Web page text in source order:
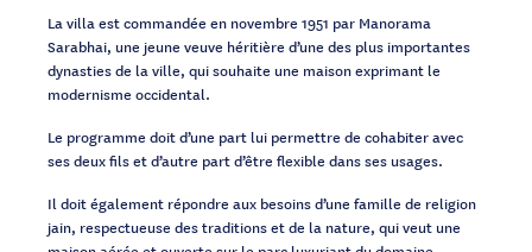
La villa est commandée en novembre 1951 par Manorama
Sarabhai, une jeune veuve héritière d’une des plus importantes
dynasties de la ville, qui souhaite une maison exprimant le
modernisme occidental.
Le programme doit d’une part lui permettre de cohabiter avec
ses deux fils et d’autre part d’être flexible dans ses usages.
Il doit également répondre aux besoins d’une famille de religion
jain, respectueuse des traditions et de la nature, qui veut une